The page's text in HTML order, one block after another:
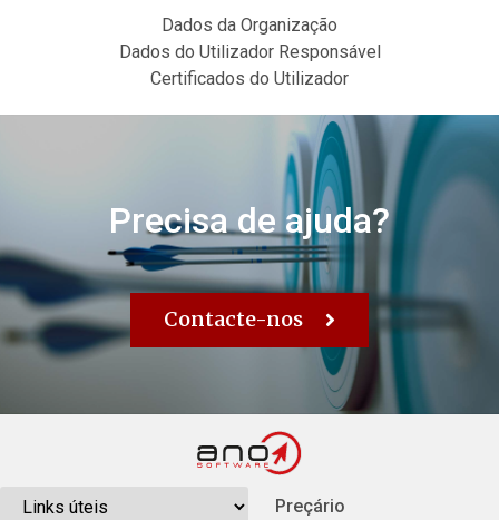
Dados da Organização
Dados do Utilizador Responsável
Certificados do Utilizador
Precisa de ajuda?
Contacte-nos
Preçário